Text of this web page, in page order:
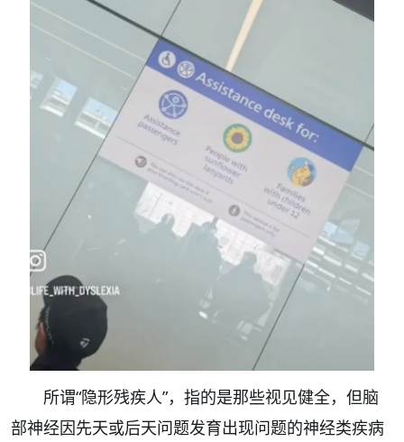
所谓“隐形残疾人”，指的是那些视见健全，但脑
部神经因先天或后天问题发育出现问题的神经类疾病